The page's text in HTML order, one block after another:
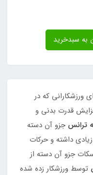
ورزشکارانی که در
قدرت بدنی و
ترانس جزو آن دسته
داشته و حرکات
جزو آن دسته از
توسط ورزشکار زده ‌شده